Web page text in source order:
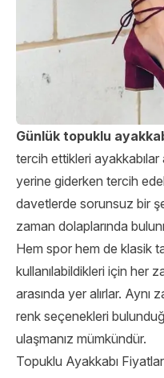
Günlük topuklu
tercih ettikleri
yerine giderken tercih
davetlerde sorunsuz bir
zaman dolaplarında
Hem spor hem de klasik
kullanılabildikleri için her
arasında yer alırlar. Aynı
renk seçenekleri
ulaşmanız mümkündür.
Topuklu Ayakkabı